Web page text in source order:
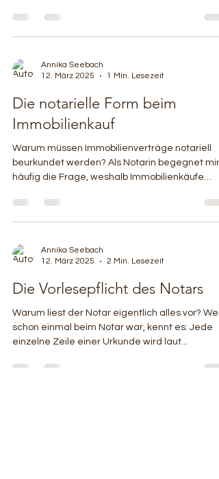
Annika Seebach
12. März 2025
1 Min. Lesezeit
Die notarielle Form beim
Immobilienkauf
Warum müssen Immobilienverträge notariell
beurkundet werden? Als Notarin begegnet mir
häufig die Frage, weshalb Immobilienkäufe
Annika Seebach
12. März 2025
2 Min. Lesezeit
Die Vorlesepflicht des Notars
Warum liest der Notar eigentlich alles vor? Wer
schon einmal beim Notar war, kennt es: Jede
einzelne Zeile einer Urkunde wird laut...